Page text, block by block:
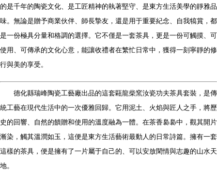
的是千年的陶瓷文化、是工匠精神的執著堅守、是東方生活美學的靜雅品
味。無論是贈予商業伙伴、師長摯友，還是用于重要紀念、自我犒賞，都
是一份極具分量和格調的選擇。它不僅是一套茶具，更是一份可觸摸、可
使用、可傳承的文化心意，能讓收禮者在繁忙日常中，獲得一刻寧靜的修
行與美的享受。
德化縣瑞峰陶瓷工藝廠出品的這套甌龍柴窯汝瓷功夫茶具套裝，是傳
統工藝在現代生活中的一次優雅回歸。它用泥土、火焰與匠人之手，將歷
史的回響、自然的饋贈和使用的溫度融為一體。在茶香裊裊中，觀其開片
漸染，觸其溫潤如玉，這便是東方生活藝術最動人的日常詩篇。擁有一套
這樣的茶具，便是擁有了一片屬于自己的、可以安放閑情與志趣的山水天
地。